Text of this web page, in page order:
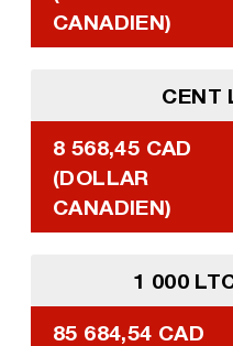
CANADIEN)
CENT
8 568,45 CAD
(DOLLAR
CANADIEN)
1 000
85 684,54 CAD